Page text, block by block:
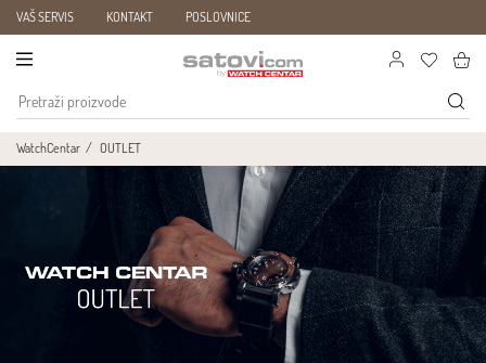
VAŠ SERVIS KONTAKT POSLOVNICE
WatchCentar OUTLET